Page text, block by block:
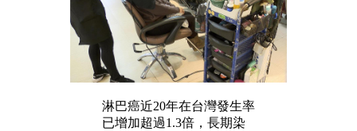
淋巴癌近20年在台灣發生率
已增加超過1.3倍，長期染